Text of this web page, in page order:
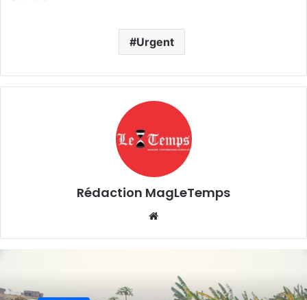
Urgent
Rédaction MagLeTemps